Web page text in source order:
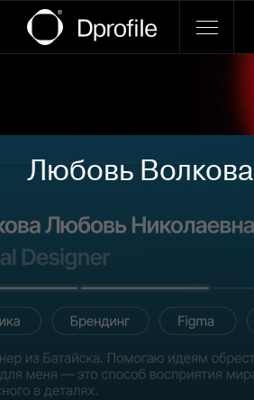
Любовь Волкова